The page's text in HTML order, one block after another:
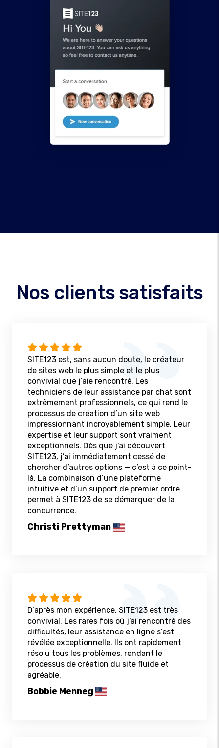
Nos clients satisfaits
SITE123 est, sans aucun doute, le créateur
de sites web le plus simple et le plus
convivial que j’aie rencontré. Les
techniciens de leur assistance par chat sont
extrêmement professionnels, ce qui rend le
processus de création d’un site web
impressionnant incroyablement simple. Leur
expertise et leur support sont vraiment
exceptionnels. Dès que j’ai découvert
SITE123, j’ai immédiatement cessé de
chercher d’autres options — c’est à ce point-
là. La combinaison d’une plateforme
intuitive et d’un support de premier ordre
permet à SITE123 de se démarquer de la
concurrence.
Christi Prettyman
D’après mon expérience, SITE123 est très
convivial. Les rares fois où j’ai rencontré des
difficultés, leur assistance en ligne s’est
révélée exceptionnelle. Ils ont rapidement
résolu tous les problèmes, rendant le
processus de création du site fluide et
agréable.
Bobbie Menneg